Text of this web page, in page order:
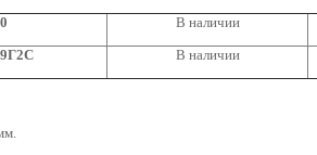
В наличии
В наличии